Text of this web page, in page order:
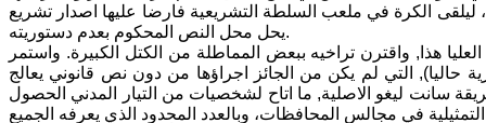
ليلقى الكرة في ملعب السلطة التشريعية فارضا عليها اصدار تشريع
يحل محل النص المحكوم بعدم دستوريته.
هذا, واقترن تراخيه ببعض المماطلة من الكتل الكبيرة. واستمر
حاليا), التي لم يكن من الجائز اجراؤها من دون نص قانوني يعالج
سانت ليغو الاصلية, ما اتاح لشخصيات من التيار المدني الحصول